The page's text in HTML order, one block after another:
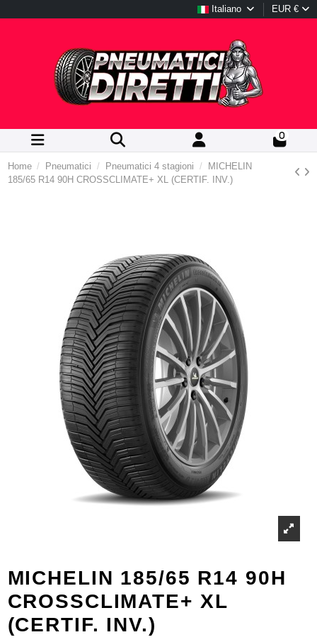
Italiano EUR €
0
Home Pneumatici Pneumatici 4 stagioni
MICHELIN
185/65 R14 90H CROSSCLIMATE+ XL (CERTIF. INV.)
MICHELIN 185/65 R14 90H
CROSSCLIMATE+ XL
(CERTIF. INV.)